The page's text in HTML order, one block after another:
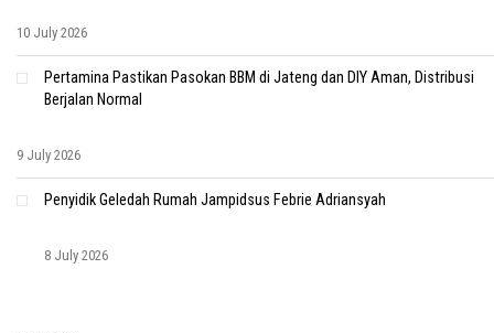
10 July 2026
Pertamina Pastikan Pasokan BBM di Jateng dan DIY Aman, Distribusi
Berjalan Normal
9 July 2026
Penyidik Geledah Rumah Jampidsus Febrie Adriansyah
8 July 2026